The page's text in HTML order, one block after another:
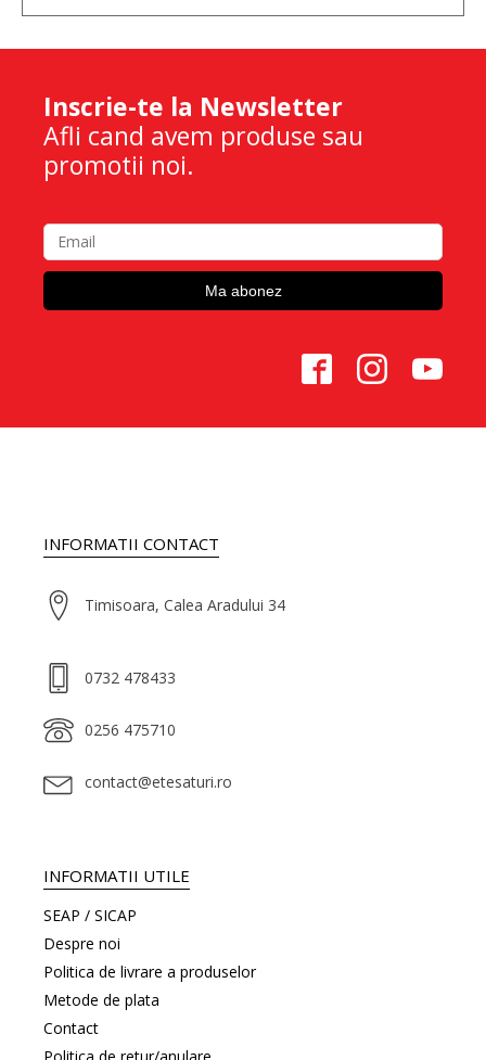
Inscrie-te la Newsletter
Afli cand avem produse sau
promotii noi.
INFORMATII CONTACT
Timisoara, Calea Aradului 34
0732 478433
0256 475710
contact@etesaturi.ro
INFORMATII UTILE
SEAP / SICAP
Despre noi
Politica de livrare a produselor
Metode de plata
Contact